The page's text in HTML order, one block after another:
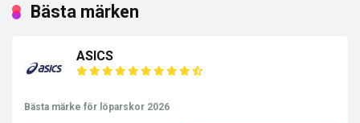
Bästa märken
ASICS
Bästa märke för löparskor 2026